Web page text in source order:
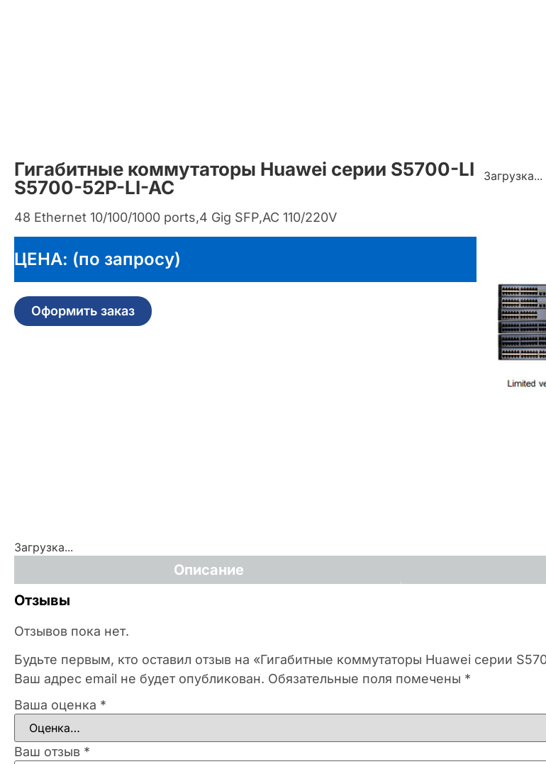
Гигабитные коммутаторы Huawei серии S5700-LI
S5700-52P-LI-AC
48 Ethernet 10/100/1000 ports,4 Gig SFP,AC 110/220V
ЦЕНА: (по запросу)
Оформить заказ
Загрузка...
Загрузка...
Описание
Отзывы
Отзывов пока нет.
Будьте первым, кто оставил отзыв на «Гигабитные коммутаторы Huawei серии
Ваш адрес email не будет опубликован. Обязательные поля помечены *
Ваша оценка *
Ваш отзыв *